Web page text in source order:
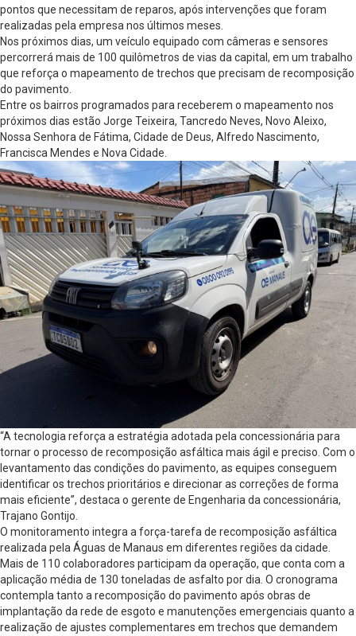
pontos que necessitam de reparos, após intervenções que foram
realizadas pela empresa nos últimos meses.
Nos próximos dias, um veículo equipado com câmeras e sensores
percorrerá mais de 100 quilômetros de vias da capital, em um trabalho
que reforça o mapeamento de trechos que precisam de recomposição
do pavimento.
Entre os bairros programados para receberem o mapeamento nos
próximos dias estão Jorge Teixeira, Tancredo Neves, Novo Aleixo,
Nossa Senhora de Fátima, Cidade de Deus, Alfredo Nascimento,
Francisca Mendes e Nova Cidade.
“A tecnologia reforça a estratégia adotada pela concessionária para
tornar o processo de recomposição asfáltica mais ágil e preciso. Com o
levantamento das condições do pavimento, as equipes conseguem
identificar os trechos prioritários e direcionar as correções de forma
mais eficiente”, destaca o gerente de Engenharia da concessionária,
Trajano Gontijo.
O monitoramento integra a força-tarefa de recomposição asfáltica
realizada pela Águas de Manaus em diferentes regiões da cidade.
Mais de 110 colaboradores participam da operação, que conta com a
aplicação média de 130 toneladas de asfalto por dia. O cronograma
contempla tanto a recomposição do pavimento após obras de
implantação da rede de esgoto e manutenções emergenciais quanto a
realização de ajustes complementares em trechos que demandem